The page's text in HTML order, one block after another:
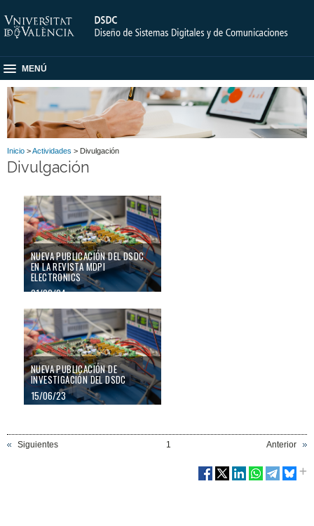
MENÚ
Inicio >Actividades > Divulgación
Divulgación
NUEVA PUBLICACIÓN DEL DSDC
EN LA REVISTA MDPI
ELECTRONICS
01/02/24
NUEVA PUBLICACIÓN DE
INVESTIGACIÓN DEL DSDC
15/06/23
Siguientes Anterior
1